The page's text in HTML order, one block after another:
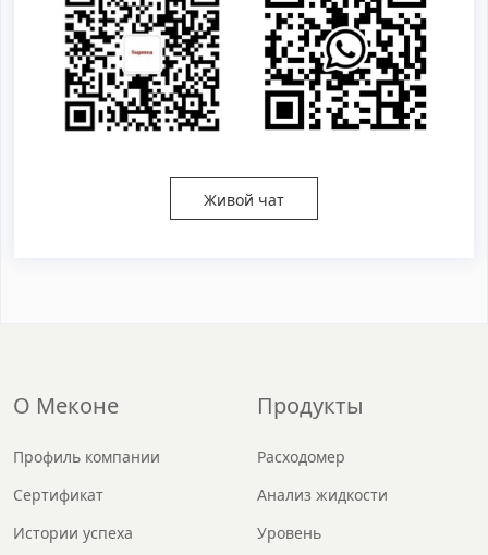
Живой чат
О Меконе
Профиль компании
Сертификат
Истории успеха
Продукты
Расходомер
Анализ жидкости
Уровень